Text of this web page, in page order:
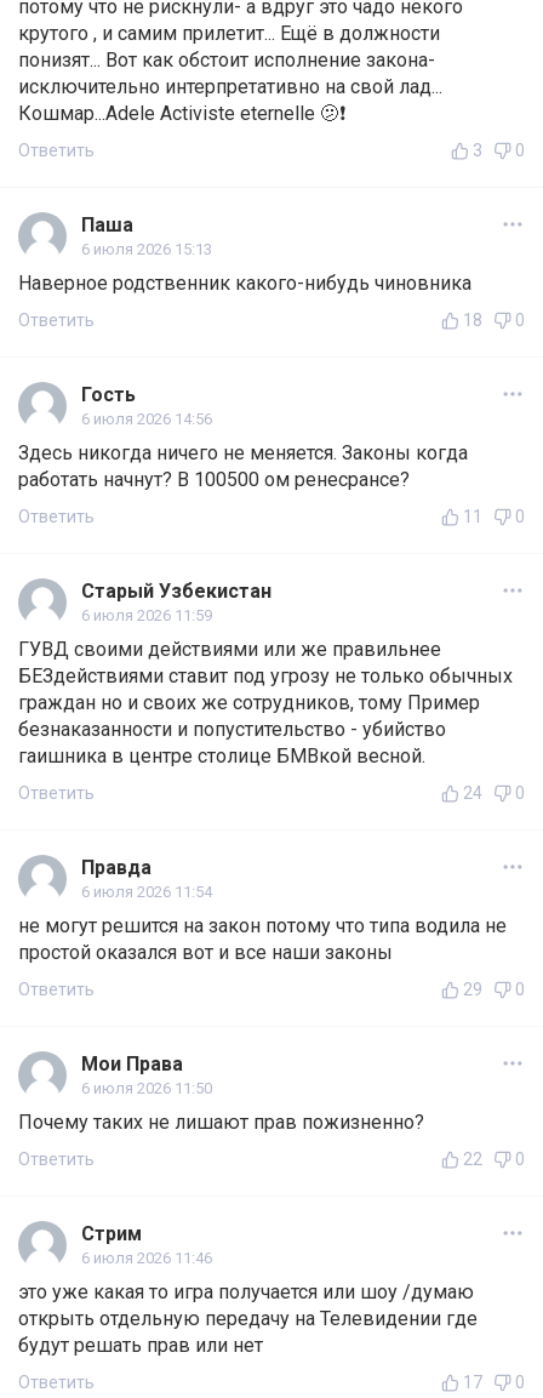
потому что не рискнули- а вдруг это чадо некого
крутого , и самим прилетит... Ещё в должности
понизят... Вот как обстоит исполнение закона-
исключительно интерпретативно на свой лад...
Кошмар...Adele Activiste eternelle 🫤❗
Ответить 3 0
Паша
6 июля 2026 15:13
Наверное родственник какого-нибудь чиновника
Ответить 18 0
Гость
6 июля 2026 14:56
Здесь никогда ничего не меняется. Законы когда
работать начнут? В 100500 ом ренесрансе?
Ответить 11 0
Старый Узбекистан
6 июля 2026 11:59
ГУВД своими действиями или же правильнее
БЕЗдействиями ставит под угрозу не только обычных
граждан но и своих же сотрудников, тому Пример
безнаказанности и попустительство - убийство
гаишника в центре столице БМВкой весной.
Ответить 24 0
Правда
6 июля 2026 11:54
не могут решится на закон потому что типа водила не
простой оказался вот и все наши законы
Ответить 29 0
Мои Права
6 июля 2026 11:50
Почему таких не лишают прав пожизненно?
Ответить 22 0
Стрим
6 июля 2026 11:46
это уже какая то игра получается или шоу /думаю
открыть отдельную передачу на Телевидении где
будут решать прав или нет
Ответить 17 0